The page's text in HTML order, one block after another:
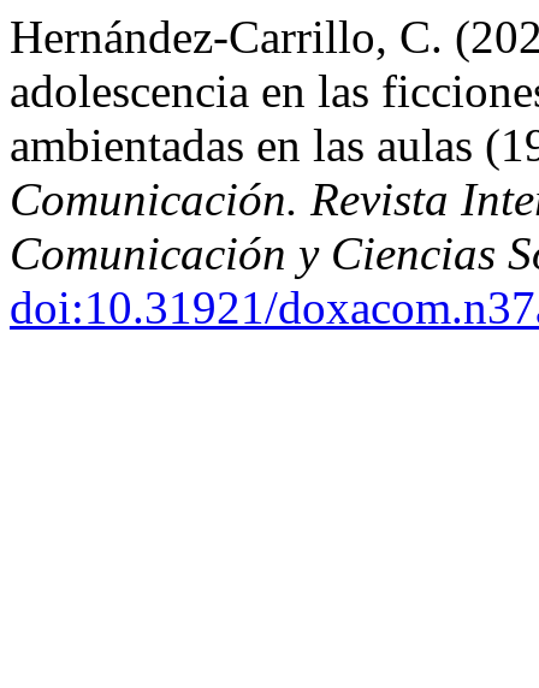
Hernández-Carrillo, C.
adolescencia en las
ambientadas en las aulas
Comunicación. Revista
Comunicación y Ciencias
doi:10.31921/